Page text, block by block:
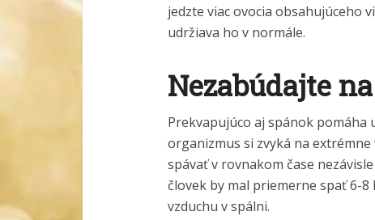
jedzte viac ovocia obsahujúceho
udržiava ho v normále.
Nezabúdajte
Prekvapujúco aj spánok pomáha
organizmus si zvyká na
spávať v rovnakom čase
človek by mal priemerne spať 6-
vzduchu v spálni.